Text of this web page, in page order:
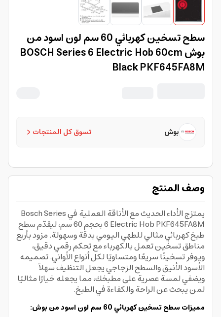
سطح تسخين كهربائي 60 سم لون اسود من
بوش BOSCH Series 6 Electric Hob 60cm
Black PKF645FA8M
تسوق كل المنتجات بوش
وصف المنتج
يمتزج الأداء الحديث مع الأناقة العملية في Bosch Series
6 Electric Hob PKF645FA8M بحجم 60 سم، ليقدّم سطح
طبخ كهربائي مثالي للطهي اليومي بدقة وسهولة. مزود بأربع
مناطق تسخين تعمل بالكهرباء مع تحكم رقمي دقيق،
ويوفر تسخينًا سريعًا ومتساويًا لكل أنواع الأواني. تصميمه
الأسود الأنيق والسطح الزجاجي يجعل التنظيف سهلاً
ويضفي لمسة عصرية على مطبخك، مما يجعله خيارًا مثاليًا
لمن يبحث عن الراحة والكفاءة في الطبخ.
مميزات سطح تسخين كهربائي 60 سم لون اسود من بوش: